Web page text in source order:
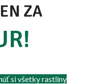
ZA
si všetky rastliny